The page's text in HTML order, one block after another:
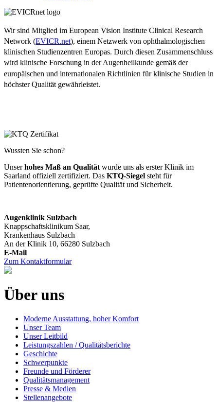
Wir sind Mitglied im European Vision Institute Clinical Research
Network (EVICR.net), einem Netzwerk von ophthalmologischen
klinischen Studienzentren Europas. Durch diesen Zusammenschluss
wird klinische Forschung in der Augenheilkunde gemäß der
europäischen und internationalen Richtlinien für klinische Studien in
höchster Qualität gewährleistet.
Wussten Sie schon?
Unserhohes Maß an Qualität wurde uns als erster Klinik im
Saarland offiziell zertifiziert. Das KTQ-Siegel steht für
Patientenorientierung, geprüfte Qualität und Sicherheit.
Augenklinik Sulzbach
Knappschaftsklinikum Saar,
Krankenhaus Sulzbach
An der Klinik 10, 66280 Sulzbach
Zum Kontaktformular
Über uns
Moderne Ausstattung, hoher Komfort
Unser Team
Unser Leitbild
Leistungszahlen / Qualitätsberichte
Geschichte
Schwerpunkte
Freunde und Förderer
Qualitätsmanagement
Presse & Medien
Stellenangebote